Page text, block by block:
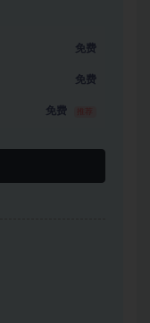
免费
免费
免费